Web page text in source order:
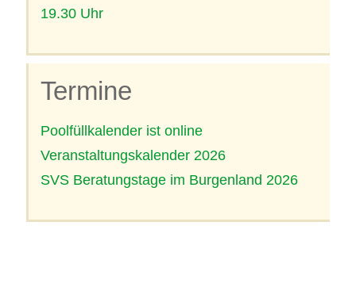
19.30 Uhr
Termine
Poolfüllkalender ist online
Veranstaltungskalender 2026
SVS Beratungstage im Burgenland 2026